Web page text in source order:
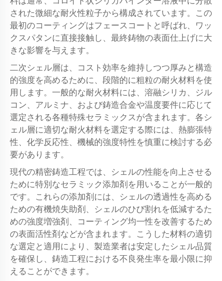
された微細な耐火性粒子から構成されています。この
最初のコーティングはフェースコートと呼ばれ、ワッ
クスパタンに直接接触し、最終鋳物の表面仕上げに大
きな影響を与えます。
二次シェル層は、コスト効率を維持しつつ厚みと構造
的強度を高めるために、段階的に粗粒の耐火材料を使
用します。一般的な耐火材料には、溶融シリカ、ジル
コン、アルミナ、および鋳造合金や温度要件に応じて
選定される各種特殊セラミックスが含まれます。各シ
ェル層に適切な耐火材料を選定する際には、熱膨張特
性、化学反応性、機械的強度特性を慎重に検討する必
要があります。
現代の精密鋳造工程では、シェルの性能を向上させる
ために特別なセラミック添加剤を用いることが一般的
です。これらの添加剤には、シェルの透過性を高める
ための有機焼失助剤、シェルのひび割れを低減するた
めの強度増強剤、コーティング均一性を改善するため
の表面活性剤などが含まれます。こうした材料の適切
な選定と適用により、製造業者は安定したシェル品質
を確保し、鋳造工程における不良発生率を最小限に抑
えることができます。